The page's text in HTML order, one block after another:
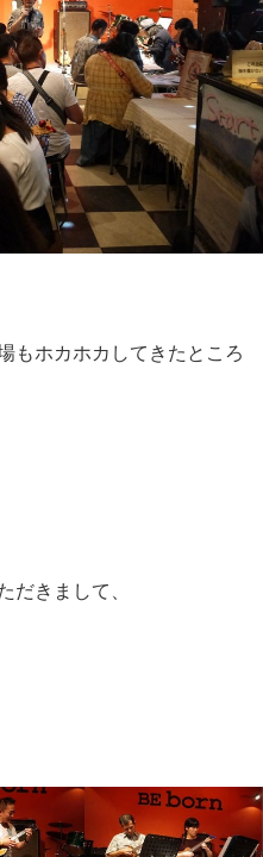
もホカホカしてきたところ
だきまして、